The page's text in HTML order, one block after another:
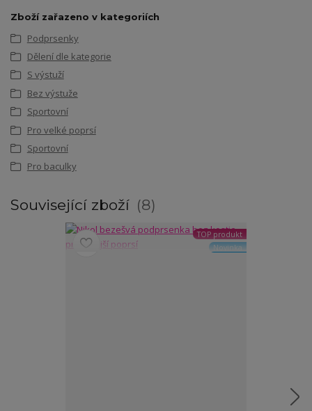
Zboží zařazeno v kategoriích
Podprsenky
Dělení dle kategorie
S výstuží
Bez výstuže
Sportovní
Pro velké poprsí
Sportovní
Pro baculky
Související zboží 8
TOP produkt
Novinka